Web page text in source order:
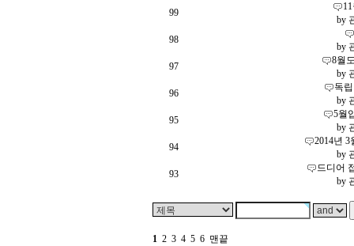
99
by
98
by
97
8월
by
96
독
by
95
5월
by
94
2014년
by
93
드디어
by
1 2 3 4 5 6 맨끝